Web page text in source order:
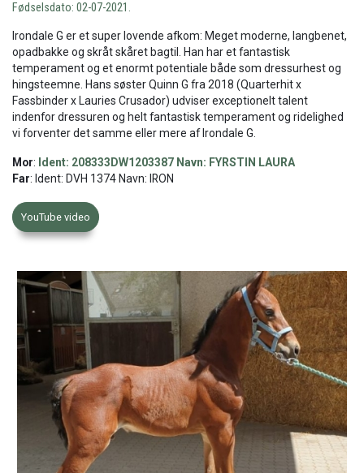
Fødselsdato: 02-07-2021.
Irondale G er et super lovende afkom: Meget moderne, langbenet,
opadbakke og skråt skåret bagtil. Han har et fantastisk
temperament og et enormt potentiale både som dressurhest og
hingsteemne. Hans søster Quinn G fra 2018 (Quarterhit x
Fassbinder x Lauries Crusador) udviser exceptionelt talent
indenfor dressuren og helt fantastisk temperament og ridelighed
vi forventer det samme eller mere af Irondale G.
Mor: Ident: 208333DW1203387 Navn: FYRSTIN LAURA
Far: Ident: DVH 1374 Navn: IRON
YouTube video